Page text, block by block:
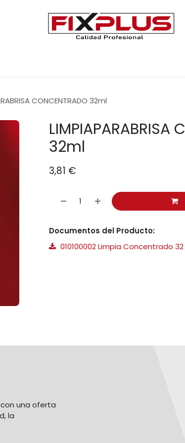
CONCENTRADO 32ml
LIMPIAPARABRISA
32ml
3,81 €
Documentos del Producto:
010100002 Limpia Concentrado
una oferta
la